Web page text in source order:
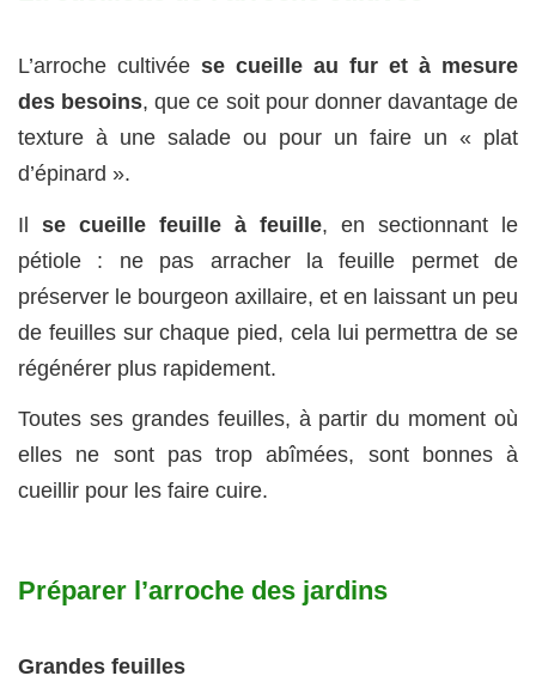
L’arroche cultivée se cueille au fur et à mesure
des besoins, que ce soit pour donner davantage de
texture à une salade ou pour un faire un « plat
d’épinard ».
Il se cueille feuille à feuille, en sectionnant le
pétiole : ne pas arracher la feuille permet de
préserver le bourgeon axillaire, et en laissant un peu
de feuilles sur chaque pied, cela lui permettra de se
régénérer plus rapidement.
Toutes ses grandes feuilles, à partir du moment où
elles ne sont pas trop abîmées, sont bonnes à
cueillir pour les faire cuire.
Préparer l’arroche des jardins
Grandes feuilles